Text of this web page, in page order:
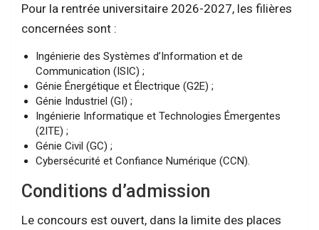
Pour la rentrée universitaire 2026-2027, les filières
concernées sont :
Ingénierie des Systèmes d’Information et de
Communication (ISIC) ;
Génie Énergétique et Électrique (G2E) ;
Génie Industriel (GI) ;
Ingénierie Informatique et Technologies Émergentes
(2ITE) ;
Génie Civil (GC) ;
Cybersécurité et Confiance Numérique (CCN).
Conditions d’admission
Le concours est ouvert, dans la limite des places